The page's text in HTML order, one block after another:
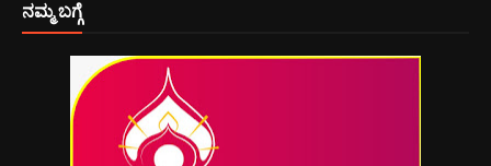
ನಮ್ಮ ಬಗ್ಗೆ